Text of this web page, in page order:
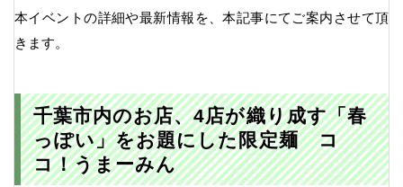
本イベントの詳細や最新情報を、本記事にてご案内させて頂
きます。
千葉市内のお店、4店が織り成す「春
っぽい」をお題にした限定麺 コ
コ！うまーみん